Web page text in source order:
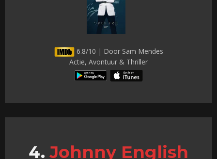
6.8/10 | Door Sam Mendes
Actie, Avontuur & Thriller
Johnny English